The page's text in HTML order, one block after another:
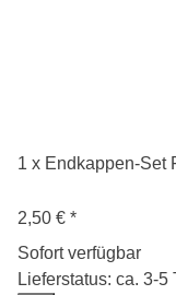
1 x Endkappen-Set
2,50 € *
Sofort verfügbar
Lieferstatus: ca. 3-5